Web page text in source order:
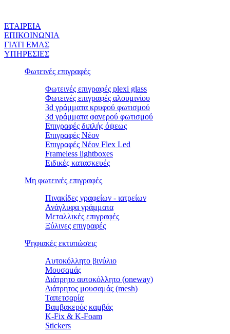
ΕΤΑΙΡEΙΑ
ΕΠΙΚΟΙΝΩΝΙΑ
ΓΙΑΤΙ ΕΜΑΣ
ΥΠΗΡΕΣΙΕΣ
Φωτεινές επιγραφές
Φωτεινές επιγραφές plexi glass
Φωτεινές επιγραφές αλουμινίου
3d γράμματα κρυφού φωτισμού
3d γράμματα φανερού φωτισμού
Επιγραφές διπλής όψεως
Επιγραφές Νέον
Επιγραφές Νέον Flex Led
Frameless lightboxes
Ειδικές κατασκευές
Μη φωτεινές επιγραφές
Πινακίδες γραφείων - ιατρείων
Ανάγλυφα γράμματα
Μεταλλικές επιγραφές
Ξύλινες επιγραφές
Ψηφιακές εκτυπώσεις
Αυτοκόλλητο βινύλιο
Μουσαμάς
Διάτρητο αυτοκόλλητο (oneway)
Διάτρητος μουσαμάς (mesh)
Ταπετσαρία
Βαμβακερός καμβάς
K-Fix & K-Foam
Stickers